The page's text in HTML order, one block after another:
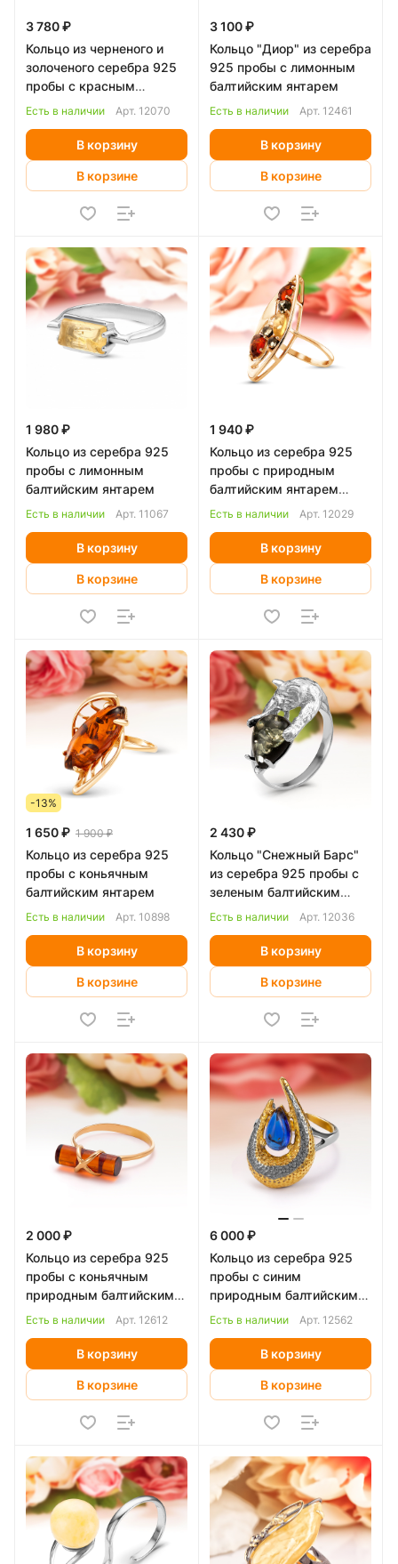
3 780 ₽
Кольцо из черненого и
золоченого серебра 925
пробы с красным
фианитом
Есть в наличии Арт. 12070
В корзину
В корзине
3 100 ₽
Кольцо "Диор" из серебра
925 пробы с лимонным
балтийским янтарем
Есть в наличии Арт. 12461
В корзину
В корзине
1 980 ₽
Кольцо из серебра 925
пробы с лимонным
балтийским янтарем
Есть в наличии Арт. 11067
В корзину
В корзине
1 940 ₽
Кольцо из серебра 925
пробы с природным
балтийским янтарем
"микс"
Есть в наличии Арт. 12029
В корзину
В корзине
-13%
1 650 ₽ 1 900 ₽
Кольцо из серебра 925
пробы с коньячным
балтийским янтарем
Есть в наличии Арт. 10898
В корзину
В корзине
2 430 ₽
Кольцо "Снежный Барс"
из серебра 925 пробы с
зеленым балтийским
янтарем
Есть в наличии Арт. 12036
В корзину
В корзине
2 000 ₽
Кольцо из серебра 925
пробы с коньячным
природным балтийским
янтарем
Есть в наличии Арт. 12612
В корзину
В корзине
6 000 ₽
Кольцо из серебра 925
пробы с синим
природным балтийским
янтарем
Есть в наличии Арт. 12562
В корзину
В корзине